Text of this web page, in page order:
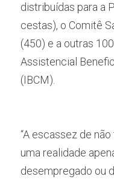
distribuídas para a
cestas), o Comitê
(450) e a outras
Assistencial
(IBCM).
“A escassez de
uma realidade
desempregado ou